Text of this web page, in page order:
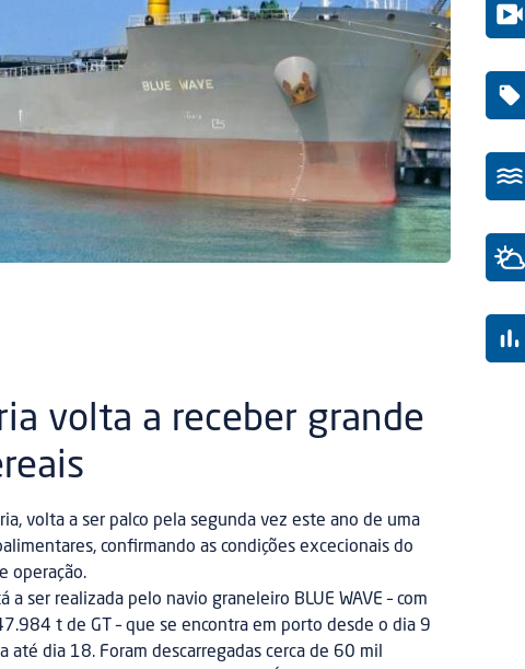
volta a receber grande
volta a ser palco pela segunda vez este ano de uma
confirmando as condições excecionais do
operação.
a ser realizada pelo navio graneleiro BLUE WAVE – com
t de GT – que se encontra em porto desde o dia 9
até dia 18. Foram descarregadas cerca de 60 mil